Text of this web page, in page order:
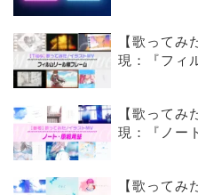
【歌って
現：『フィ
【歌って
現：『ノー
【歌って